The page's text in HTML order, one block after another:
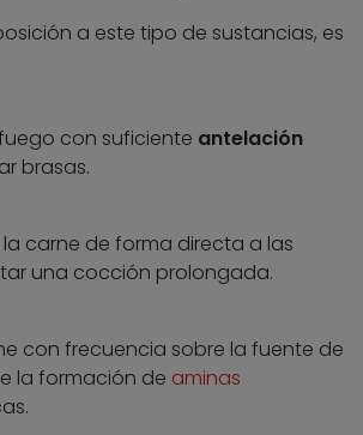
a este tipo de sustancias, es
con suficiente antelación
brasas.
la carne de forma directa a las
una cocción prolongada.
con frecuencia sobre la fuente de
la formación de aminas